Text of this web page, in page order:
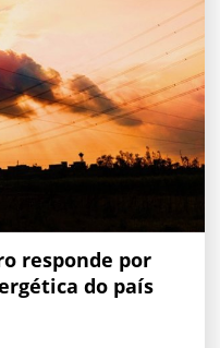
responde por
do país